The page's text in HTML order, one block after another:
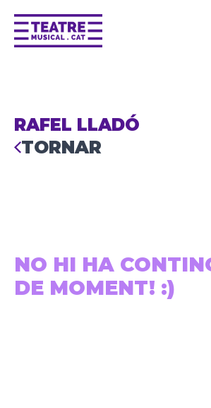
RAFEL LLADÓ
TORNAR
NO HI HA
DE MOMENT! :)